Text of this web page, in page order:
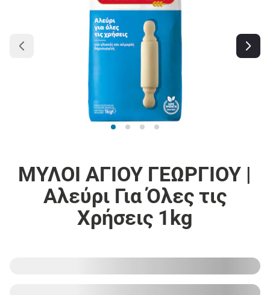
ΜΥΛΟΙ ΑΓΙΟΥ ΓΕΩΡΓΙΟΥ |
Αλεύρι Για Όλες τις
Χρήσεις 1kg